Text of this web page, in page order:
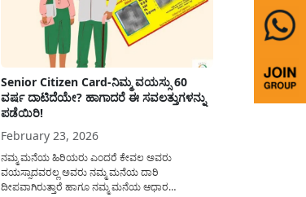
Senior Citizen Card-ನಿಮ್ಮ ವಯಸ್ಸು 60
ವರ್ಷ ದಾಟಿದೆಯೇ? ಹಾಗಾದರೆ ಈ ಸವಲತ್ತುಗಳನ್ನು
ಪಡೆಯಿರಿ!
February 23, 2026
ನಮ್ಮ ಮನೆಯ ಹಿರಿಯರು ಎಂದರೆ ಕೇವಲ ಅವರು
ವಯಸ್ಸಾದವರಲ್ಲ ಅವರು ನಮ್ಮ ಮನೆಯ ದಾರಿ
ದೀಪವಾಗಿರುತ್ತಾರೆ ಹಾಗೂ ನಮ್ಮ ಮನೆಯ ಆಧಾರ